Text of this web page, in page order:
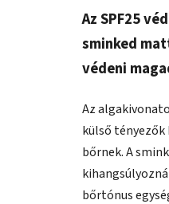
Az SPF25
sminked
védeni
Az
külső tényezők
bőrnek. A
bőrtónus